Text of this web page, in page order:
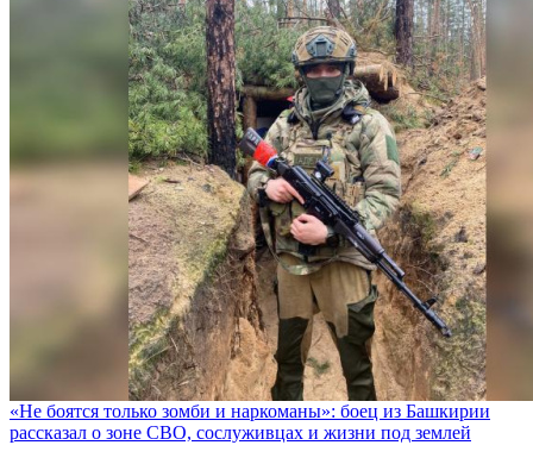
«Не боятся только зомби и наркоманы»: боец из Башкирии
рассказал о зоне СВО, сослуживцах и жизни под землей